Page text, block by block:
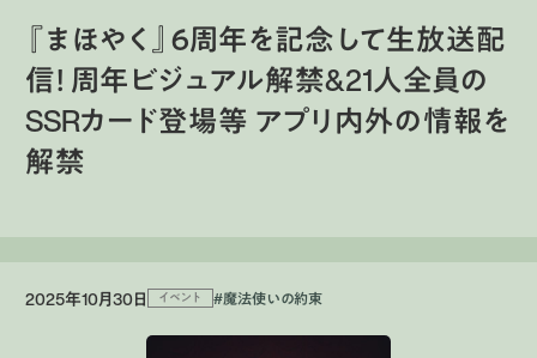
『まほやく』６周年を記念して生放送配
信！ 周年ビジュアル解禁&21人全員の
SSRカード登場等 アプリ内外の情報を
解禁
2025年10月30日 イベント #魔法使いの約束